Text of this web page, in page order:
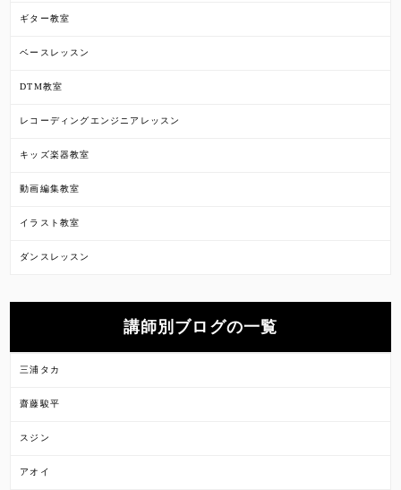
ギター教室
ベースレッスン
DTM教室
レコーディングエンジニアレッスン
キッズ楽器教室
動画編集教室
イラスト教室
ダンスレッスン
講師別ブログの一覧
三浦タカ
齋藤駿平
スジン
アオイ